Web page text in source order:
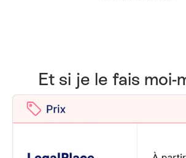
Et si je le fais moi-